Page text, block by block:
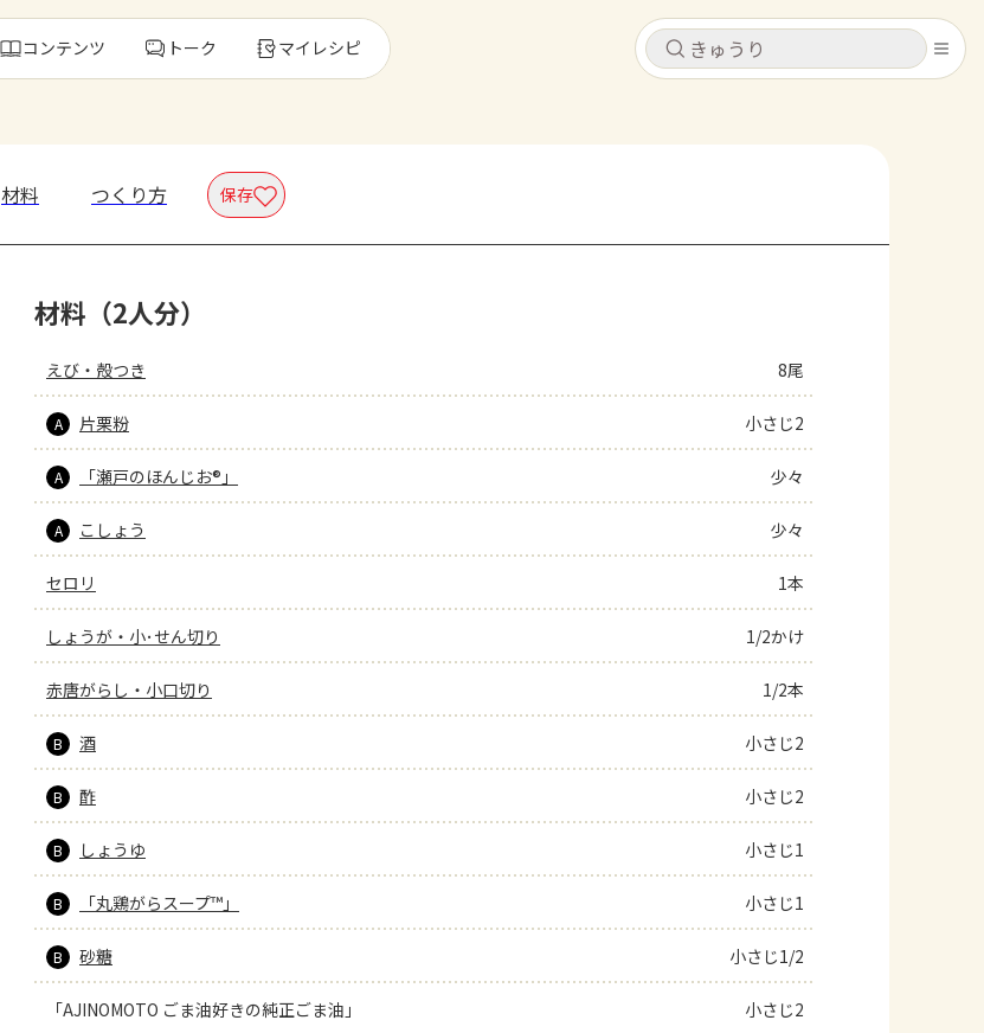
キャンセル
レシピ
トーク
よくあるお問い合わせ
AJINOMOTO PARK とは
キャンセル
コンテンツ トーク マイレシピ
もっと見る
材料 つくり方 保存
材料（2人分）
えび・殻つき 8尾
A 片栗粉 小さじ2
A 「瀬戸のほんじお®」 少々
A こしょう 少々
セロリ 1本
しょうが・小･せん切り 1/2かけ
赤唐がらし・小口切り 1/2本
B 酒 小さじ2
B 酢 小さじ2
B しょうゆ 小さじ1
B 「丸鶏がらスープ™」 小さじ1
B 砂糖 小さじ1/2
「AJINOMOTO ごま油好きの純正ごま油」 小さじ2